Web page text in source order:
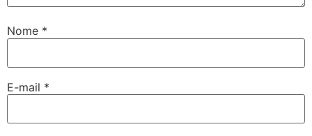
Nome *
E-mail *